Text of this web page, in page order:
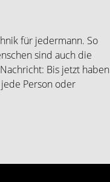
für jedermann. So
sind auch die
Bis jetzt haben
Person oder